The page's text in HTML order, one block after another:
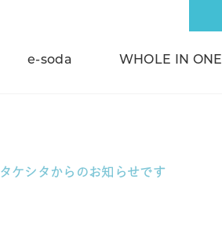
e-soda WHOLE IN ONE
タケシタからのお知らせです